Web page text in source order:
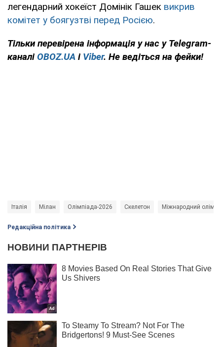
легендарний хокеїст Домінік Гашек викрив
комітет у боягузтві перед Росією.
Тільки перевірена інформація у нас у Telegram-
каналі OBOZ.UA і Viber. Не ведіться на фейки!
Італія Мілан Олімпіада-2026 Скелетон Міжнародний
Редакційна політика